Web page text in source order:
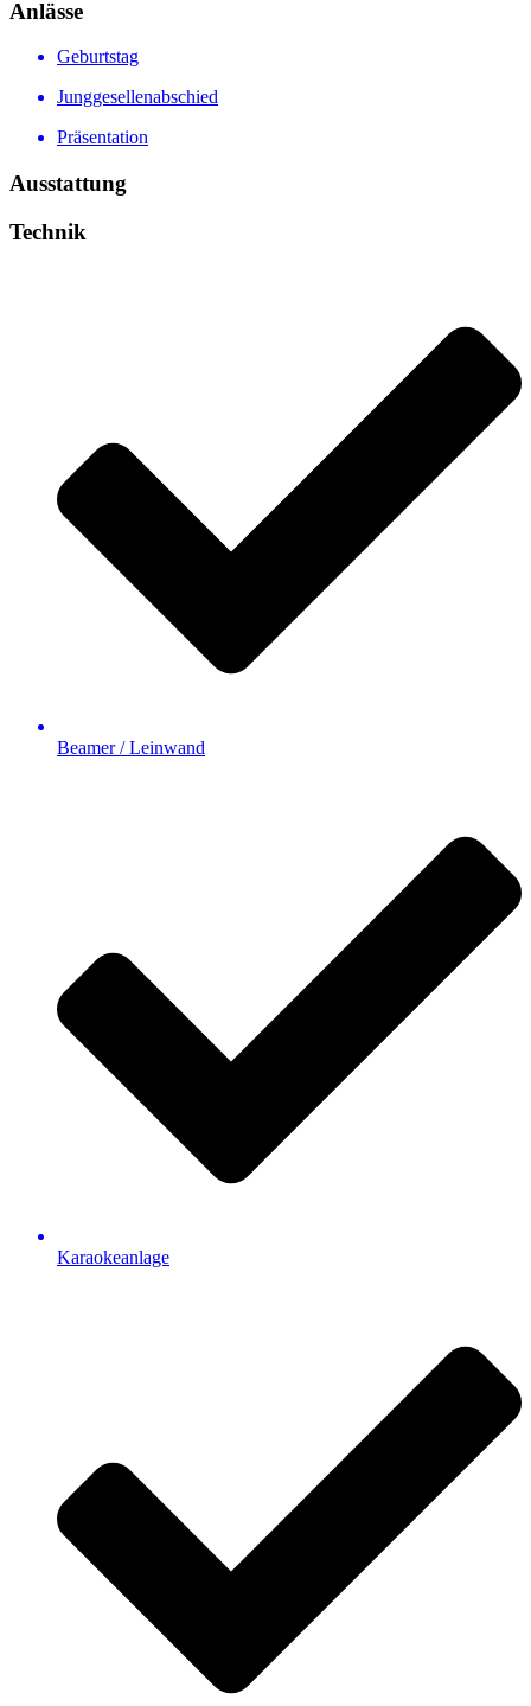
Anlässe
Geburtstag
Junggesellenabschied
Präsentation
Ausstattung
Technik
Beamer / Leinwand
Karaokeanlage